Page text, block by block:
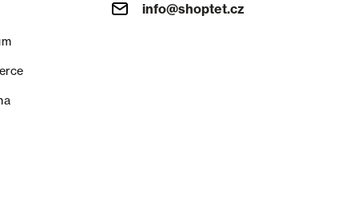
info@shoptet.cz